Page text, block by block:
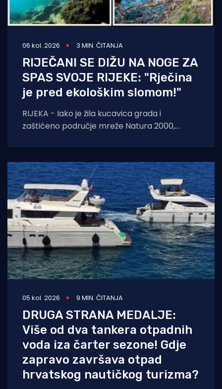
06 kol. 2026 3 MIN. ČITANJA
RIJEČANI SE DIŽU NA NOGE ZA
SPAS SVOJE RIJEKE: "Rječina
je pred ekološkim slomom!"
RIJEKA - Iako je žila kucavica grada i
zaštićeno područje mreže Natura 2000,
05 kol. 2026 9 MIN. ČITANJA
DRUGA STRANA MEDALJE:
Više od dva tankera otpadnih
voda iza čarter sezone! Gdje
zapravo završava otpad
hrvatskog nautičkog turizma?